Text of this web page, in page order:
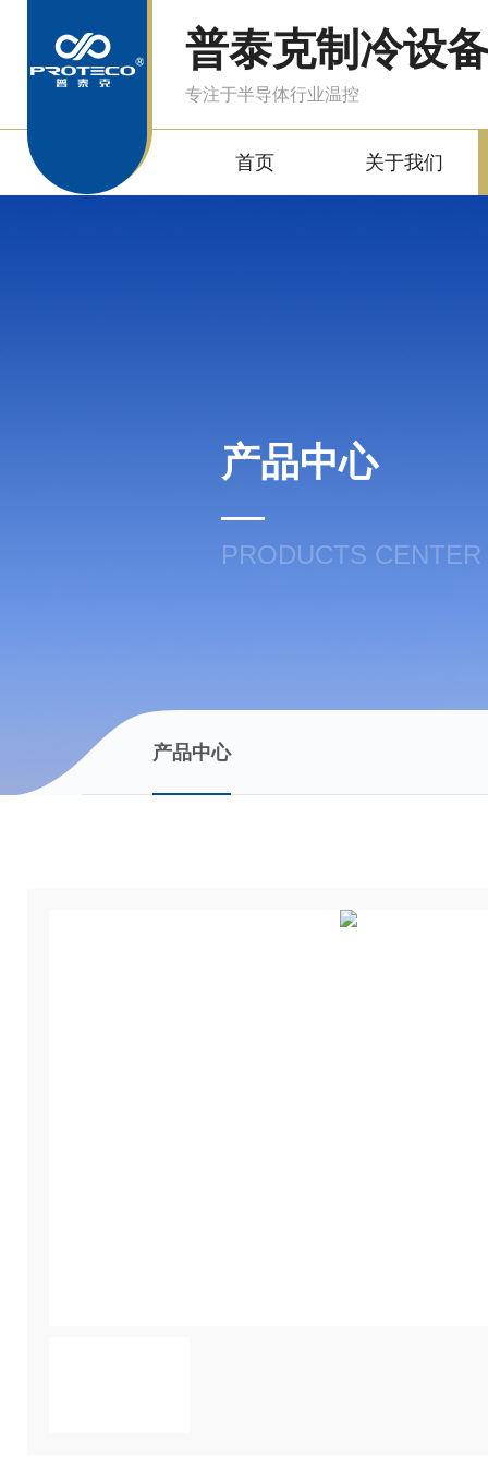
普泰克制冷设
专注于半导体行业温控
首页 关于我们
产品中心
PRODUCTS CENTER
产品中心